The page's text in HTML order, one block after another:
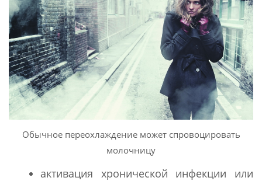
Обычное переохлаждение может спровоцировать
молочницу
активация хронической инфекции или